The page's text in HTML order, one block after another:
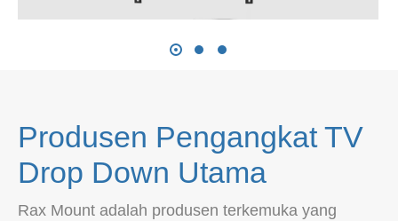
Produsen Pengangkat TV
Drop Down Utama
Rax Mount adalah produsen terkemuka yang